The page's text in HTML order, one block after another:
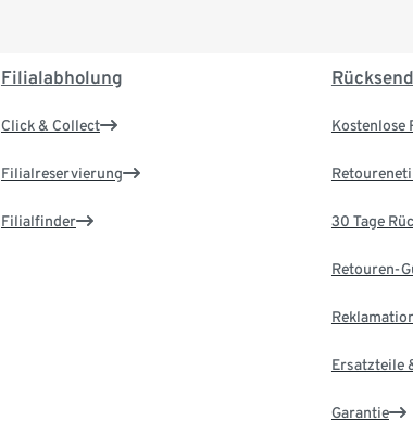
Filialabholung
Click & Collect
Filialreservierung
Filialfinder
Kostenlose
30 Tage
Retouren-
Ersatzteile
Garantie